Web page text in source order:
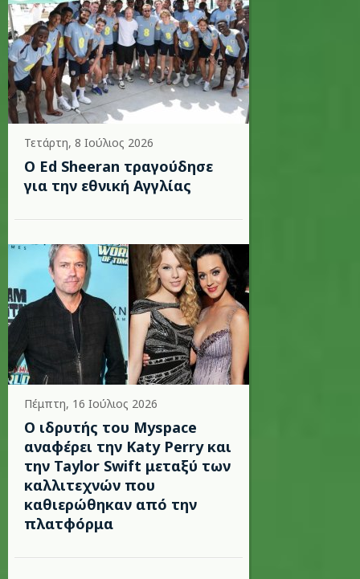
Τετάρτη, 8 Ιούλιος 2026
Ο Ed Sheeran τραγούδησε
για την εθνική Αγγλίας
Πέμπτη, 16 Ιούλιος 2026
Ο ιδρυτής του Myspace
αναφέρει την Katy Perry και
την Taylor Swift μεταξύ των
καλλιτεχνών που
καθιερώθηκαν από την
πλατφόρμα